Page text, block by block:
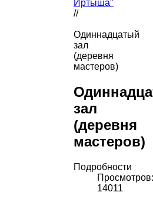
Иртыша"
//
Одиннадцатый
зал
(деревня
мастеров)
зал
(деревня
мастеров)
Подробности
Просмотров:
14011